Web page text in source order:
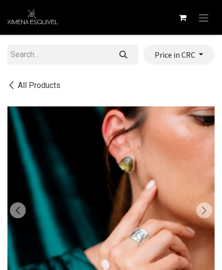
All Products
Price in CRC